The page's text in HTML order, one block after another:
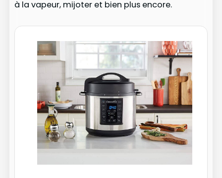
à la vapeur, mijoter et bien plus encore.